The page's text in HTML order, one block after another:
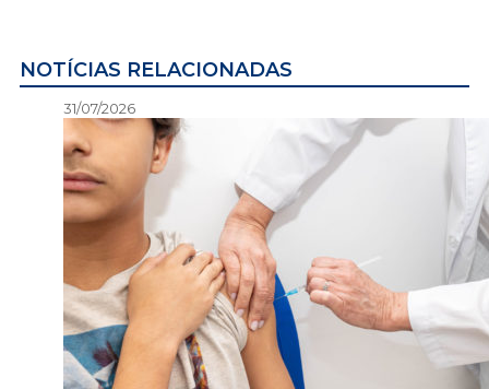
NOTÍCIAS RELACIONADAS
31/07/2026